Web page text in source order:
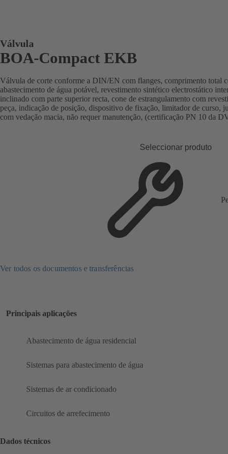
Válvula
BOA-Compact EKB
Válvula de corte conforme a DIN/EN com flanges, comprimento total
abastecimento de água potável, revestimento sintético electrostático
inclinado com parte superior recta, cone de estrangulamento com
peça, indicação de posição, dispositivo de fixação, limitador de curso,
com vedação macia, não requer manutenção, (certificação PN 10 da
Seleccionar produto
Ver todos os documentos e transferências
Principais aplicações
Abastecimento de água residencial
Sistemas para abastecimento de água
Sistemas de ar condicionado
Circuitos de arrefecimento
Dados técnicos